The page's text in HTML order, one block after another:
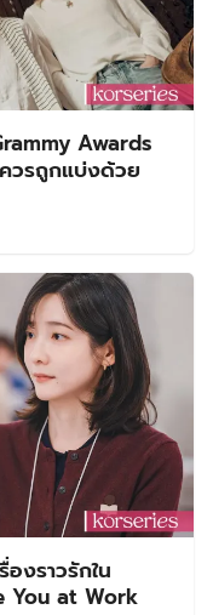
Awards
วรถูกแบ่งด้วย
งราวรักใน
You at Work